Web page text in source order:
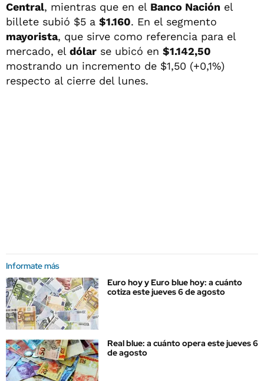
Central, mientras que en el Banco Nación el
billete subió $5 a $1.160. En el segmento
mayorista, que sirve como referencia para el
mercado, el dólar se ubicó en $1.142,50
mostrando un incremento de $1,50 (+0,1%)
respecto al cierre del lunes.
Informate más
Euro hoy y Euro blue hoy: a cuánto
cotiza este jueves 6 de agosto
Real blue: a cuánto opera este jueves 6
de agosto